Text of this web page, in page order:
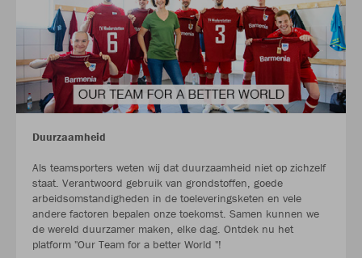
Duurzaamheid
Als teamsporters weten wij dat duurzaamheid niet op zichzelf
staat. Verantwoord gebruik van grondstoffen, goede
arbeidsomstandigheden in de toeleveringsketen en vele
andere factoren bepalen onze toekomst. Samen kunnen we
de wereld duurzamer maken, elke dag. Ontdek nu het
platform "Our Team for a better World "!